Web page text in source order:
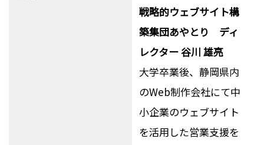
戦略的ウェブサイト構
築集団あやとり ディ
レクター 谷川 雄亮
大学卒業後、静岡県内
のWeb制作会社にて中
小企業のウェブサイト
を活用した営業支援を